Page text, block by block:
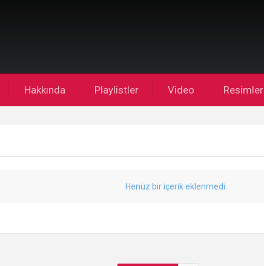
Hakkında Playlistler Video Resimler
Henüz bir içerik eklenmedi.